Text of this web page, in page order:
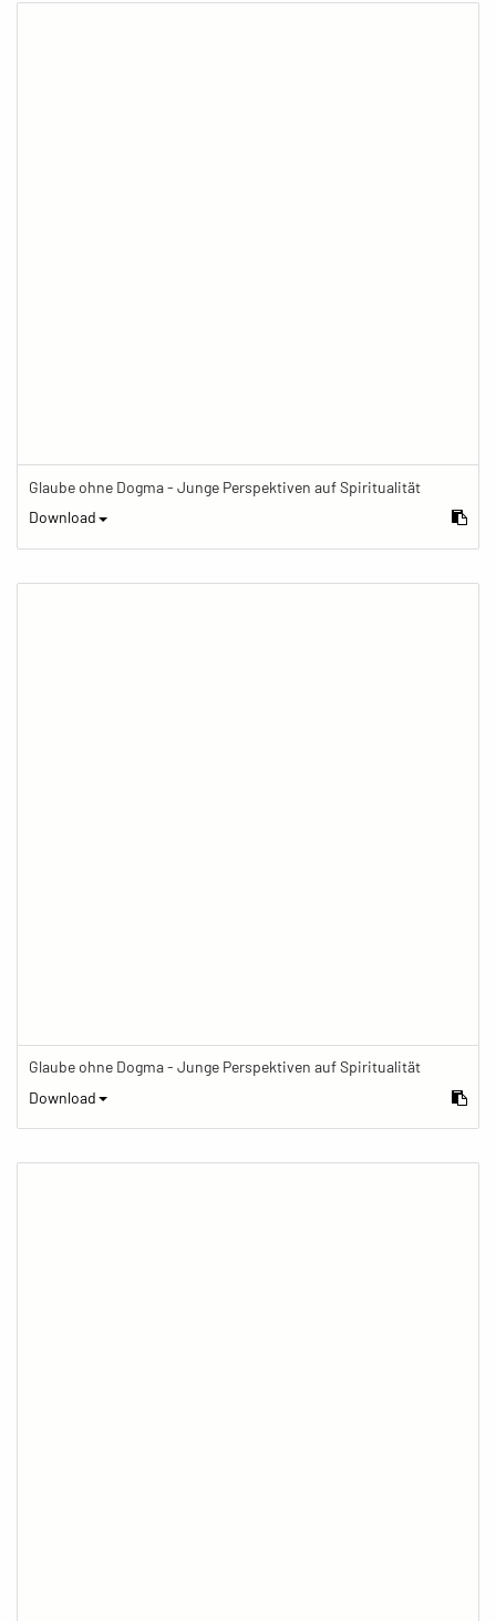
Glaube ohne Dogma - Junge Perspektiven auf Spiritualität
Download
Glaube ohne Dogma - Junge Perspektiven auf Spiritualität
Download